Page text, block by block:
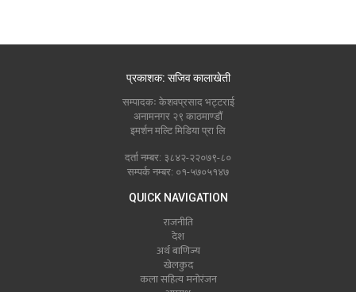
प्रकाशक: सजिव कालाखेती
सम्पादकः केशवप्रसाद भट्टराई
अनामनगर २९ काठमाण्डौं
इमर्शन मल्टि मिडिया प्रा लि
दर्ता नम्बर: ३८४२-२२०७९-८०
सम्पर्क नम्बर: ०१-५७०५१४७
QUICK NAVIGATION
राजनीति
देश
अर्थ बाणिज्य
खेलकुद
कला सहित्य मनोरंजन